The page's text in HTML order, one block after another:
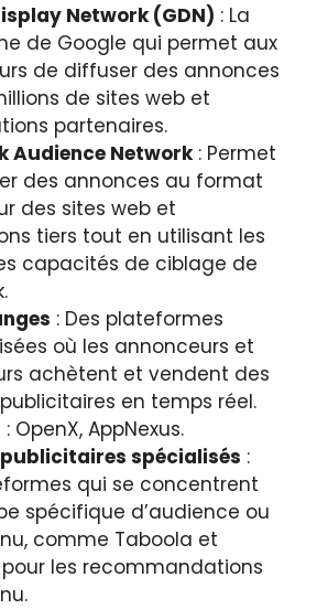
Network (GDN) : La
de Google qui permet aux
de diffuser des annonces
de sites web et
partenaires.
Audience Network: Permet
des annonces au format
des sites web et
tiers tout en utilisant les
capacités de ciblage de
: Des plateformes
où les annonceurs et
achètent et vendent des
en temps réel.
OpenX, AppNexus.
publicitaires spécialisés :
qui se concentrent
spécifique d’audience ou
comme Taboola et
les recommandations